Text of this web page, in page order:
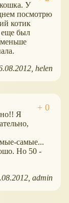
У
посмотрю
котик
еще был
helen
Я
самые...
Но 50 -
admin